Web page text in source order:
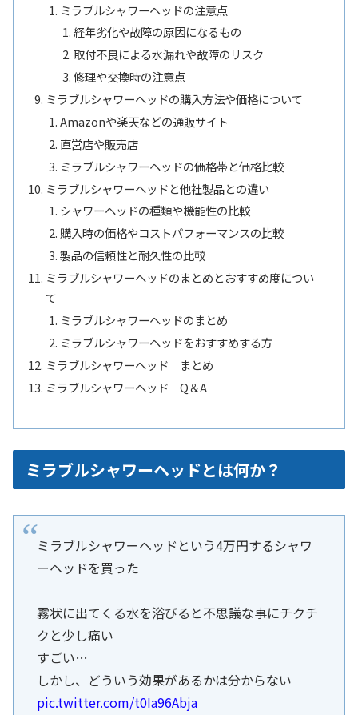
ミラブルシャワーヘッドの注意点
経年劣化や故障の原因になるもの
取付不良による水漏れや故障のリスク
修理や交換時の注意点
ミラブルシャワーヘッドの購入方法や価格について
Amazonや楽天などの通販サイト
直営店や販売店
ミラブルシャワーヘッドの価格帯と価格比較
ミラブルシャワーヘッドと他社製品との違い
シャワーヘッドの種類や機能性の比較
購入時の価格やコストパフォーマンスの比較
製品の信頼性と耐久性の比較
ミラブルシャワーヘッドのまとめとおすすめ度につい
て
ミラブルシャワーヘッドのまとめ
ミラブルシャワーヘッドをおすすめする方
ミラブルシャワーヘッド まとめ
ミラブルシャワーヘッド Q＆A
ミラブルシャワーヘッドとは何か？
ミラブルシャワーヘッドという4万円するシャワ
ーヘッドを買った
霧状に出てくる水を浴びると不思議な事にチクチ
クと少し痛い
すごい…
しかし、どういう効果があるかは分からない
pic.twitter.com/t0Ia96Abja